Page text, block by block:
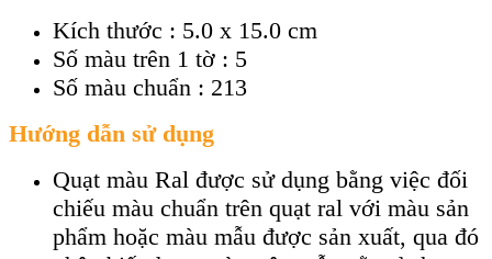
Kích thước : 5.0 x 15.0 cm
Số màu trên 1 tờ : 5
Số màu chuẩn : 213
Hướng dẫn sử dụng
Quạt màu Ral được sử dụng bằng việc đối
chiếu màu chuẩn trên quạt ral với màu sản
phẩm hoặc màu mẫu được sản xuất, qua đó